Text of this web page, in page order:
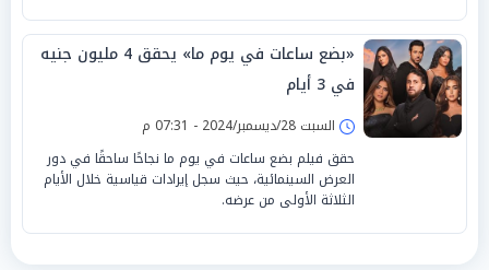
«بضع ساعات في يوم ما» يحقق 4 مليون جنيه
في 3 أيام
السبت 28/ديسمبر/2024 - 07:31 م
حقق فيلم بضع ساعات في يوم ما نجاحًا ساحقًا في دور
العرض السينمائية، حيث سجل إيرادات قياسية خلال الأيام
الثلاثة الأولى من عرضه.